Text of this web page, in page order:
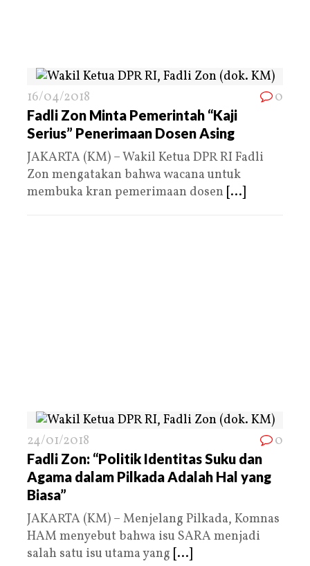
16/04/2018 0
Fadli Zon Minta Pemerintah “Kaji
Serius” Penerimaan Dosen Asing
JAKARTA (KM) – Wakil Ketua DPR RI Fadli
Zon mengatakan bahwa wacana untuk
membuka kran pemerimaan dosen [...]
24/01/2018 0
Fadli Zon: “Politik Identitas Suku dan
Agama dalam Pilkada Adalah Hal yang
Biasa”
JAKARTA (KM) – Menjelang Pilkada, Komnas
HAM menyebut bahwa isu SARA menjadi
salah satu isu utama yang [...]